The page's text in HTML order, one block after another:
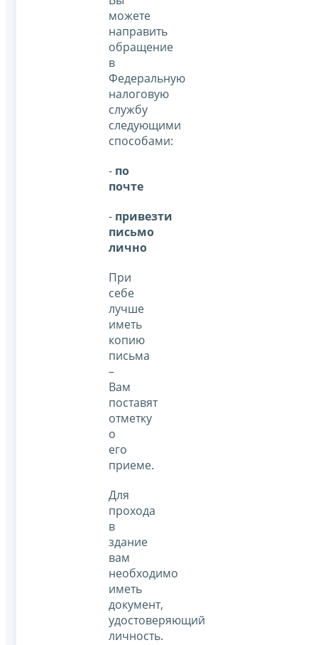
можете
направить
обращение
в
Федеральную
налоговую
службу
следующими
способами:
- по
почте
- привезти
письмо
лично
При
себе
лучше
иметь
копию
письма
–
Вам
поставят
отметку
о
его
приеме.
Для
прохода
в
здание
вам
необходимо
иметь
документ,
удостоверяющий
личность.